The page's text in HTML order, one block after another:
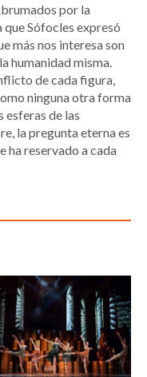
por la
Sófocles expresó
más nos interesa son
humanidad misma.
de cada figura,
ninguna otra forma
esferas de las
la pregunta eterna es
ha reservado a cada